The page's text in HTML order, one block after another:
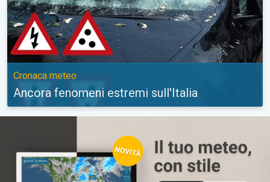
Cronaca meteo
Ancora fenomeni estremi sull'Italia